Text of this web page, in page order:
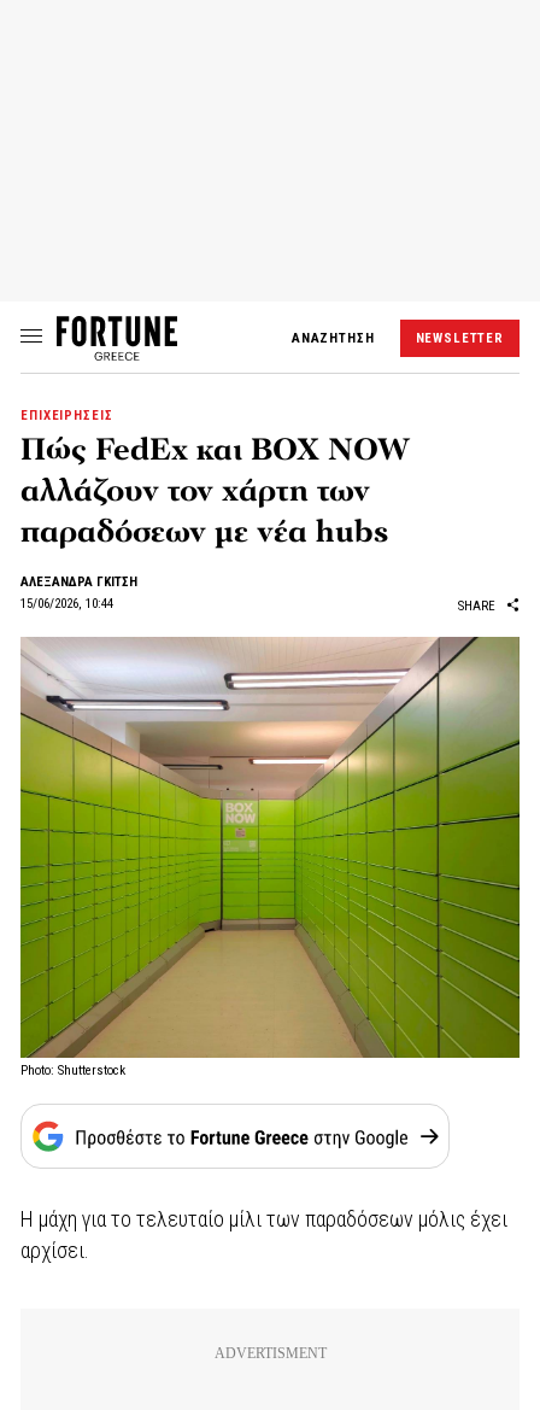
ΑΝΑΖΗΤΗΣΗ NEWSLETTER
ΕΠΙΧΕΙΡΗΣΕΙΣ
Πώς FedEx και BOX NOW
αλλάζουν τον χάρτη των
παραδόσεων με νέα hubs
AΛΕΞΑΝΔΡΑ ΓΚΙΤΣΗ
15/06/2026, 10:44
SHARE
Photo: Shutterstock
Η μάχη για το τελευταίο μίλι των παραδόσεων μόλις έχει
αρχίσει.